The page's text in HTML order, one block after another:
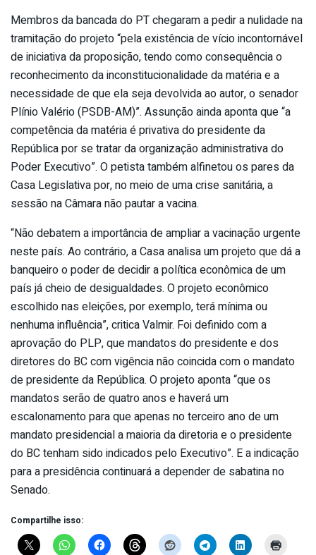
Membros da bancada do PT chegaram a pedir a nulidade na
tramitação do projeto “pela existência de vício incontornável
de iniciativa da proposição, tendo como consequência o
reconhecimento da inconstitucionalidade da matéria e a
necessidade de que ela seja devolvida ao autor, o senador
Plínio Valério (PSDB-AM)”. Assunção ainda aponta que “a
competência da matéria é privativa do presidente da
República por se tratar da organização administrativa do
Poder Executivo”. O petista também alfinetou os pares da
Casa Legislativa por, no meio de uma crise sanitária, a
sessão na Câmara não pautar a vacina.
“Não debatem a importância de ampliar a vacinação urgente
neste país. Ao contrário, a Casa analisa um projeto que dá a
banqueiro o poder de decidir a política econômica de um
país já cheio de desigualdades. O projeto econômico
escolhido nas eleições, por exemplo, terá mínima ou
nenhuma influência”, critica Valmir. Foi definido com a
aprovação do PLP, que mandatos do presidente e dos
diretores do BC com vigência não coincida com o mandato
de presidente da República. O projeto aponta “que os
mandatos serão de quatro anos e haverá um
escalonamento para que apenas no terceiro ano de um
mandato presidencial a maioria da diretoria e o presidente
do BC tenham sido indicados pelo Executivo”. E a indicação
para a presidência continuará a depender de sabatina no
Senado.
Compartilhe isso: